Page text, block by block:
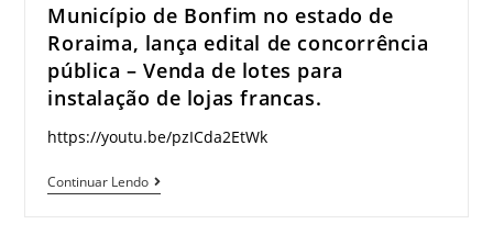
de
Bonfim/RR,
em
07/12/2018
–
Alegre/RS
Município de Bonfim no estado de
Roraima, lança edital de concorrência
pública – Venda de lotes para
instalação de lojas francas.
https://youtu.be/pzICda2EtWk
Continuar Lendo
Município